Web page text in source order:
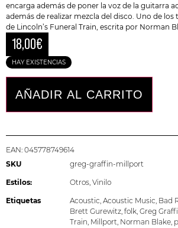
encarga además de poner la voz de la guitarra
además de realizar mezcla del disco. Uno de los
de Lincoln’s Funeral Train, escrita por Norman
18,00€
HAY EXISTENCIAS
AÑADIR AL CARRITO
EAN: 045778749614
SKU
greg-graffin-millport
Estilos: Otros, Vinilo
Etiquetas Acoustic, Acoustic Music, Bad
Brett Gurewitz, folk, Greg
Train, Millport, Norman Blake,